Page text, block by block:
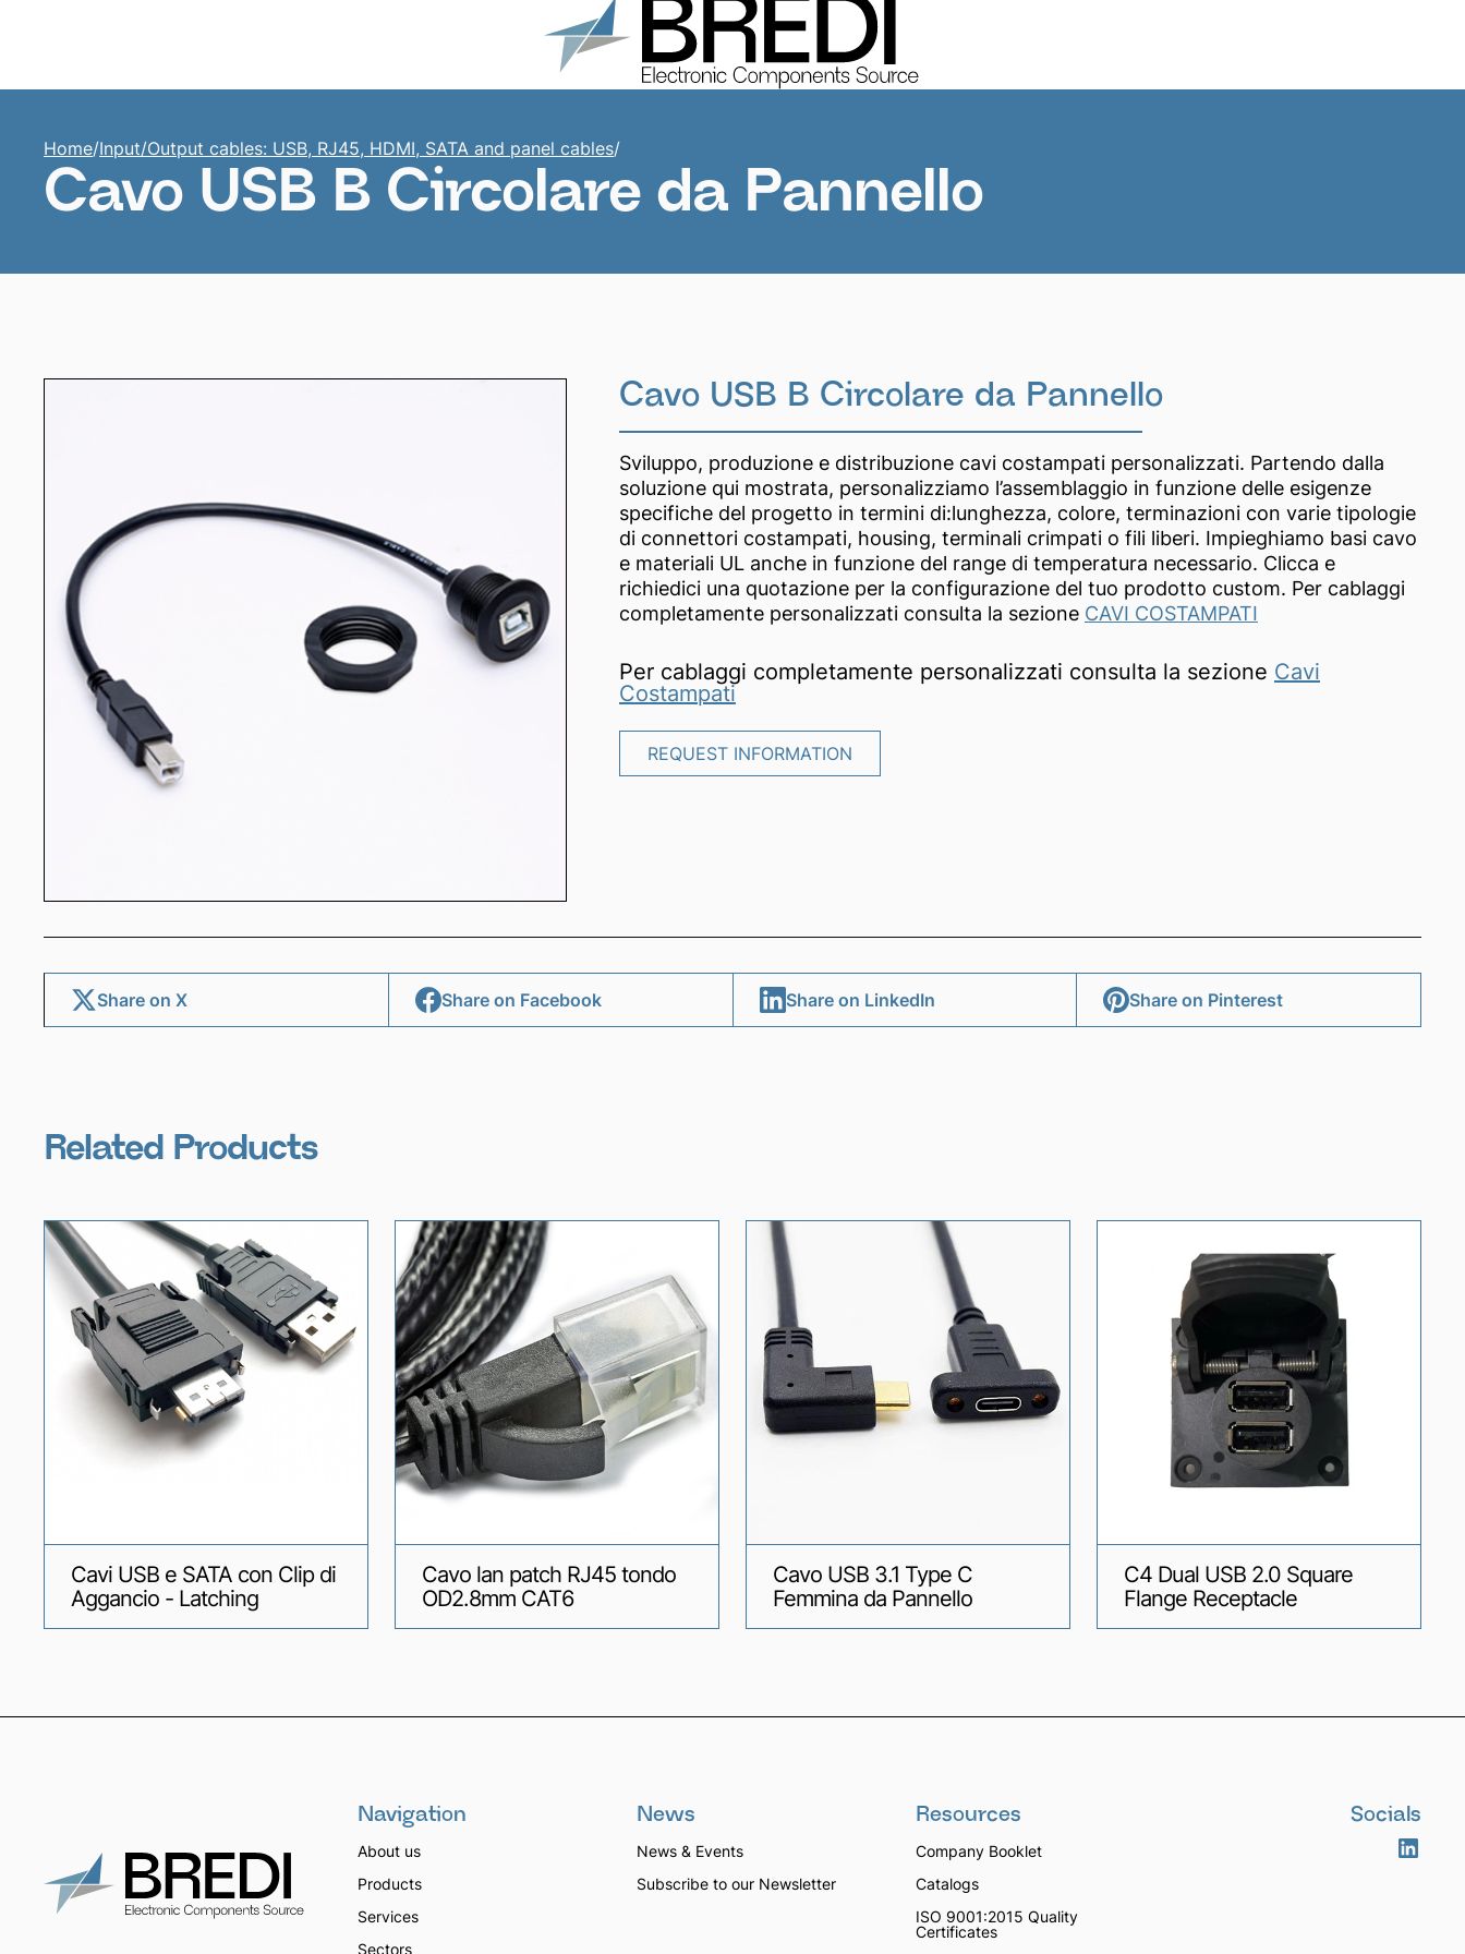
Products About us Catalogs Contacts
Home/Input/Output cables: USB, RJ45, HDMI, SATA and panel cables/
Cavo USB B Circolare da Pannello
Cavo USB B Circolare da Pannello
Sviluppo, produzione e distribuzione cavi costampati personalizzati. Partendo dalla
soluzione qui mostrata, personalizziamo l’assemblaggio in funzione delle esigenze
specifiche del progetto in termini di:lunghezza, colore, terminazioni con varie tipologie
di connettori costampati, housing, terminali crimpati o fili liberi. Impieghiamo basi cavo
e materiali UL anche in funzione del range di temperatura necessario. Clicca e
richiedici una quotazione per la configurazione del tuo prodotto custom. Per cablaggi
completamente personalizzati consulta la sezione CAVI COSTAMPATI
Per cablaggi completamente personalizzati consulta la sezione Cavi
Costampati
REQUEST INFORMATION
Share on X Share on Facebook Share on LinkedIn Share on Pinterest
Related Products
Cavi USB e SATA con Clip di
Aggancio - Latching
Cavo lan patch RJ45 tondo
OD2.8mm CAT6
Cavo USB 3.1 Type C
Femmina da Pannello
C4 Dual USB 2.0 Square
Flange Receptacle
Navigation
About us
Products
Services
Sectors
News
News & Events
Subscribe to our Newsletter
Resources
Company Booklet
Catalogs
ISO 9001:2015 Quality
Certificates
Socials